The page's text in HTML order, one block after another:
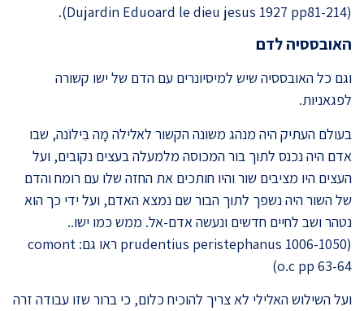
(Dujardin Eduoard le dieu jesus 1927 pp81-214).
האובססיה לדם
וגם כל האובססיה שיש למיסיונרים עם הדם של ישו קשורה
לפגאניות.
בעולם העתיק היה מנהג משונה הקשור לאלילה מָה בִּילוֹנה, שבו
אדם היה נכנס לתוך בור המכוסה מלמעלה בעצים נקובים, ועל
העצים היו מציבים שור והיו חותכים את החזה שלו עם רומח והדם
של השור היה נשפך לתוך הבור שם נמצא האדם, ועל ידי כך הוא
נטהר ושב לחיים חדשים ונעשה אדם-אל. ממש כמו ישו..
(prudentius peristephanus 1006-1050 ראו גם: comont
o.c pp 63-64)
ועל השילוש האלילי לא צריך להוכיח כלום, כי ברור שזו עבודה זרה